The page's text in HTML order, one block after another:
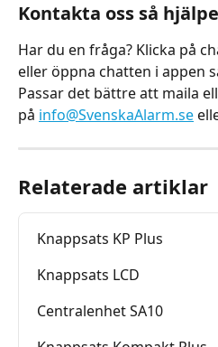
Kontakta oss så
Har du en fråga? Klicka på
eller öppna chatten i appen
Passar det bättre att maila
på info@SvenskaAlarm.se
Relaterade artiklar
Knappsats KP Plus
Knappsats LCD
Centralenhet SA10